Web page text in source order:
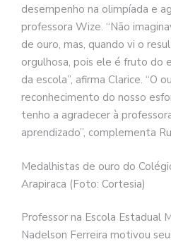
desempenho na olimpíada e
professora Wize. “Não
de ouro, mas, quando vi o
orgulhosa, pois ele é fruto do
da escola”, afirma Clarice. “O
reconhecimento do nosso
tenho a agradecer à
aprendizado”, complementa
Medalhistas de ouro do
Arapiraca (Foto: Cortesia)
Professor na Escola Estadual
Nadelson Ferreira motivou